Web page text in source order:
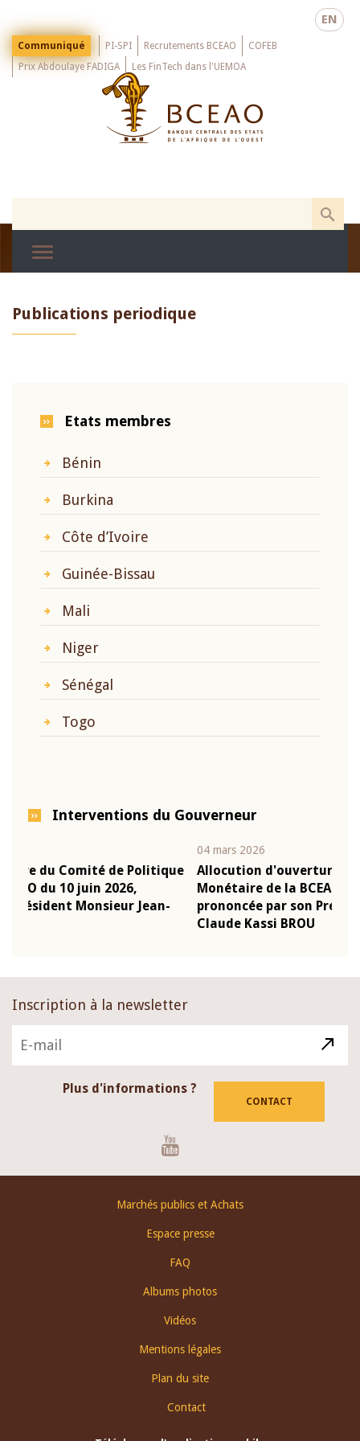
main
EN
Menu
Top
Communiqué PI-SPI Recrutements BCEAO
COFEB
Prix Abdoulaye FADIGA
Les FinTech dans l'UEMOA
Publications periodique
Etats membres
Bénin
Burkina
Côte d’Ivoire
Guinée-Bissau
Mali
Niger
Sénégal
Togo
Interventions du Gouverneur
Allocution d'ouverture du Comité de Politique
Monétaire de la BCEAO du 4 mars 2026,
prononcée par son Président Monsieur Jean-
Inscription à la newsletter
Plus d'informations ?
CONTACT
Marchés publics et Achats
Espace presse
FAQ
Albums photos
Vidéos
Mentions légales
Plan du site
Contact